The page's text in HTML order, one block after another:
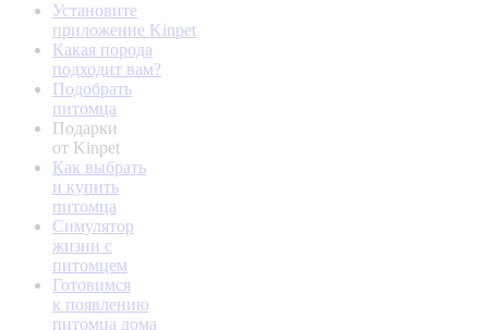
Установите
приложение Kinpet
Какая порода
подходит вам?
Подобрать
питомца
Подарки
от Kinpet
Как выбрать
и купить
питомца
Симулятор
жизни с
питомцем
Готовимся
к появлению
питомца дома